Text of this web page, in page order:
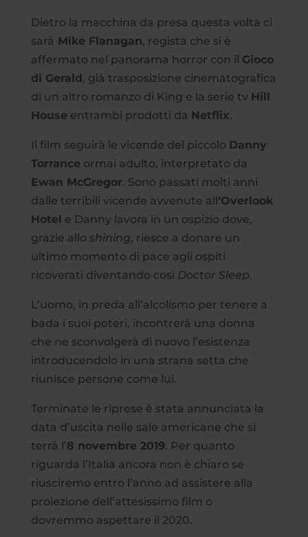
Dietro la macchina da presa questa volta ci
sarà Mike Flanagan, regista che si è
affermato nel panorama horror con il Gioco
di Gerald, già trasposizione cinematografica
di un altro romanzo di King e la serie tv Hill
House entrambi prodotti da Netflix.
Il film seguirà le vicende del piccolo Danny
Torrance ormai adulto, interpretato da
Ewan McGregor. Sono passati molti anni
dalle terribili vicende avvenute all‘Overlook
Hotel e Danny lavora in un ospizio dove,
grazie allo shining, riesce a donare un
ultimo momento di pace agli ospiti
ricoverati diventando così Doctor Sleep.
L’uomo, in preda all’alcolismo per tenere a
bada i suoi poteri, incontrerà una donna
che ne sconvolgerà di nuovo l’esistenza
introducendolo in una strana setta che
riunisce persone come lui.
Terminate le riprese è stata annunciata la
data d’uscita nelle sale americane che si
terrà l’8 novembre 2019. Per quanto
riguarda l’Italia ancora non è chiaro se
riusciremo entro l’anno ad assistere alla
proiezione dell’attesissimo film o
dovremmo aspettare il 2020.